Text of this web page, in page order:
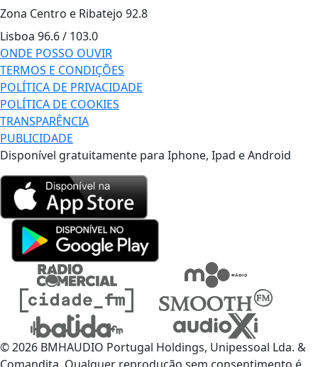
Zona Centro e Ribatejo 92.8
Lisboa 96.6 / 103.0
ONDE POSSO OUVIR
TERMOS E CONDIÇÕES
POLÍTICA DE PRIVACIDADE
POLÍTICA DE COOKIES
TRANSPARÊNCIA
PUBLICIDADE
Disponível gratuitamente para Iphone, Ipad e Android
© 2026 BMHAUDIO Portugal Holdings, Unipessoal Lda. &